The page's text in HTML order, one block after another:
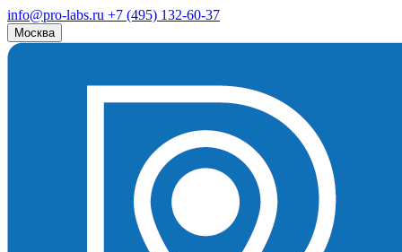
info@pro-labs.ru +7 (495) 132-60-37
Москва